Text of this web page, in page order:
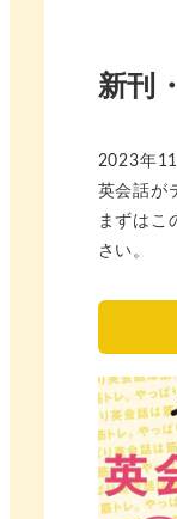
新刊
2023年
英会話が
まずはこ
さい。